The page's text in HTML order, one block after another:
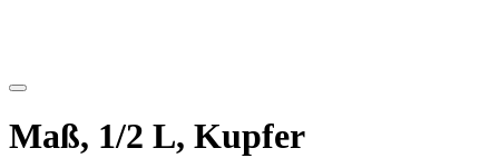
Maß, 1/2 L, Kupfer